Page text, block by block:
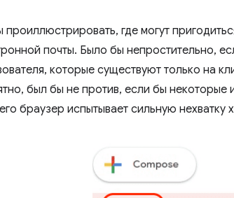
проиллюстрировать, где могут
почты. Было бы непростительно,
которые существуют только на
был бы не против, если бы некоторые
браузер испытывает сильную нехватку